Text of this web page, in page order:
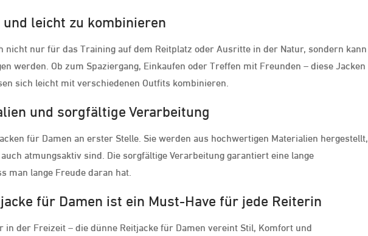
leicht zu kombinieren
nicht nur für das Training auf dem Reitplatz oder Ausritte in der Natur, sondern kann
werden. Ob zum Spaziergang, Einkaufen oder Treffen mit Freunden – diese Jacken
sich leicht mit verschiedenen Outfits kombinieren.
und sorgfältige Verarbeitung
für Damen an erster Stelle. Sie werden aus hochwertigen Materialien hergestellt,
atmungsaktiv sind. Die sorgfältige Verarbeitung garantiert eine lange
man lange Freude daran hat.
für Damen ist ein Must-Have für jede Reiterin
in der Freizeit – die dünne Reitjacke für Damen vereint Stil, Komfort und